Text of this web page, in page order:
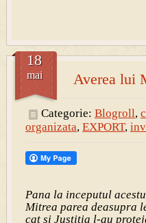
Averea lui
18
mai
Categorie: Blogroll,
organizata, EXPORT,
Pana la inceputul
Mitrea parea deasupra
cat si Justitia l-au